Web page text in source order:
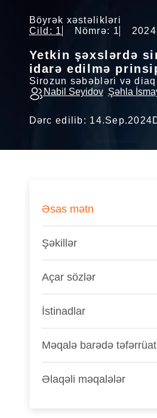
Böyrək xəstəlikləri
Cild: 1
Nömrə: 1 2024
Yetkin şəxslərdə
idarə edilmə
Sirozun səbəbləri və
Nabil Seyidov, Şəhla
Dərc edilib: 14.Sep.2024
Əsas mətn
Şəkillər
Açar sözlər
İstinadlar
Məqalə barədə
Əlaqəli məqalələr